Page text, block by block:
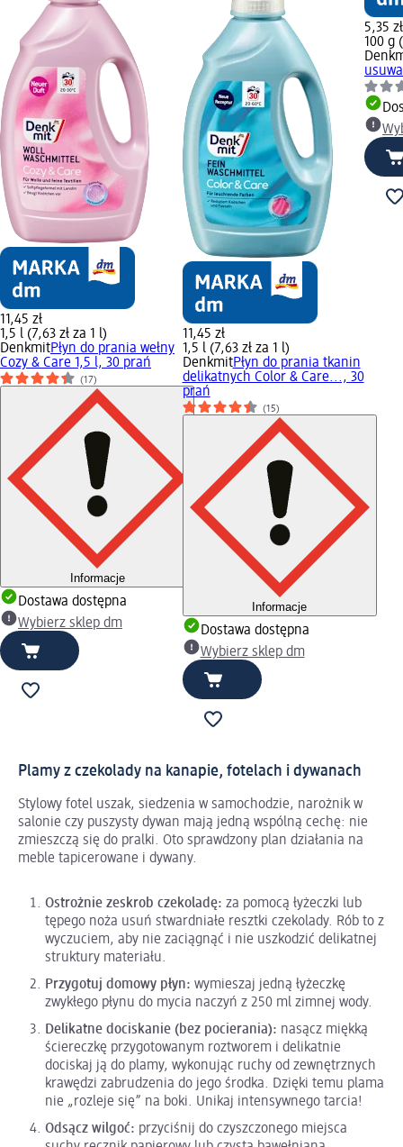
11,45 zł
1,5 l (7,63 zł za 1 l)
DenkmitPłyn do prania wełny
Cozy & Care 1,5 l, 30 prań
(17)
Informacje
Dostawa dostępna
Wybierz sklep dm
11,45 zł
1,5 l (7,63 zł za 1 l)
DenkmitPłyn do prania tkanin
delikatnych Color & Care..., 30
prań
(15)
Informacje
Dostawa dostępna
Wybierz sklep dm
5,35 zł
100 g
Plamy z czekolady na kanapie, fotelach i dywanach
Stylowy fotel uszak, siedzenia w samochodzie, narożnik w
salonie czy puszysty dywan mają jedną wspólną cechę: nie
zmieszczą się do pralki. Oto sprawdzony plan działania na
meble tapicerowane i dywany.
Ostrożnie zeskrob czekoladę: za pomocą łyżeczki lub
tępego noża usuń stwardniałe resztki czekolady. Rób to z
wyczuciem, aby nie zaciągnąć i nie uszkodzić delikatnej
struktury materiału.
Przygotuj domowy płyn: wymieszaj jedną łyżeczkę
zwykłego płynu do mycia naczyń z 250 ml zimnej wody.
Delikatne dociskanie (bez pocierania): nasącz miękką
ściereczkę przygotowanym roztworem i delikatnie
dociskaj ją do plamy, wykonując ruchy od zewnętrznych
krawędzi zabrudzenia do jego środka. Dzięki temu plama
nie „rozleje się” na boki. Unikaj intensywnego tarcia!
Odsącz wilgoć: przyciśnij do czyszczonego miejsca